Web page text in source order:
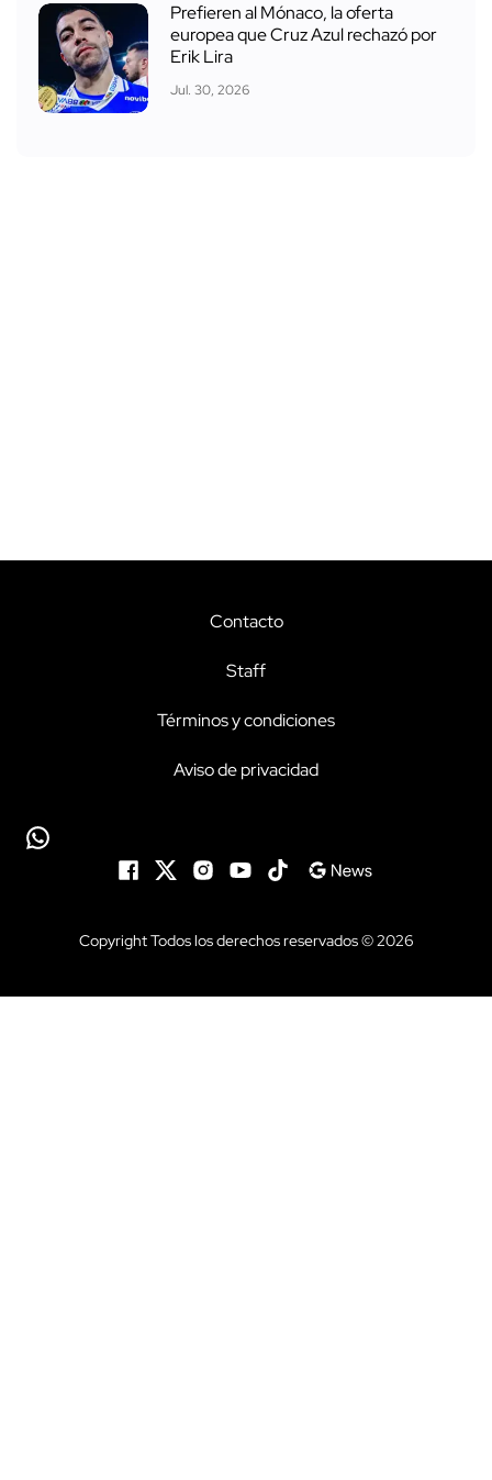
Prefieren al Mónaco, la oferta
europea que Cruz Azul rechazó por
Erik Lira
Jul. 30, 2026
Contacto
Staff
Términos y condiciones
Aviso de privacidad
Copyright Todos los derechos reservados © 2026